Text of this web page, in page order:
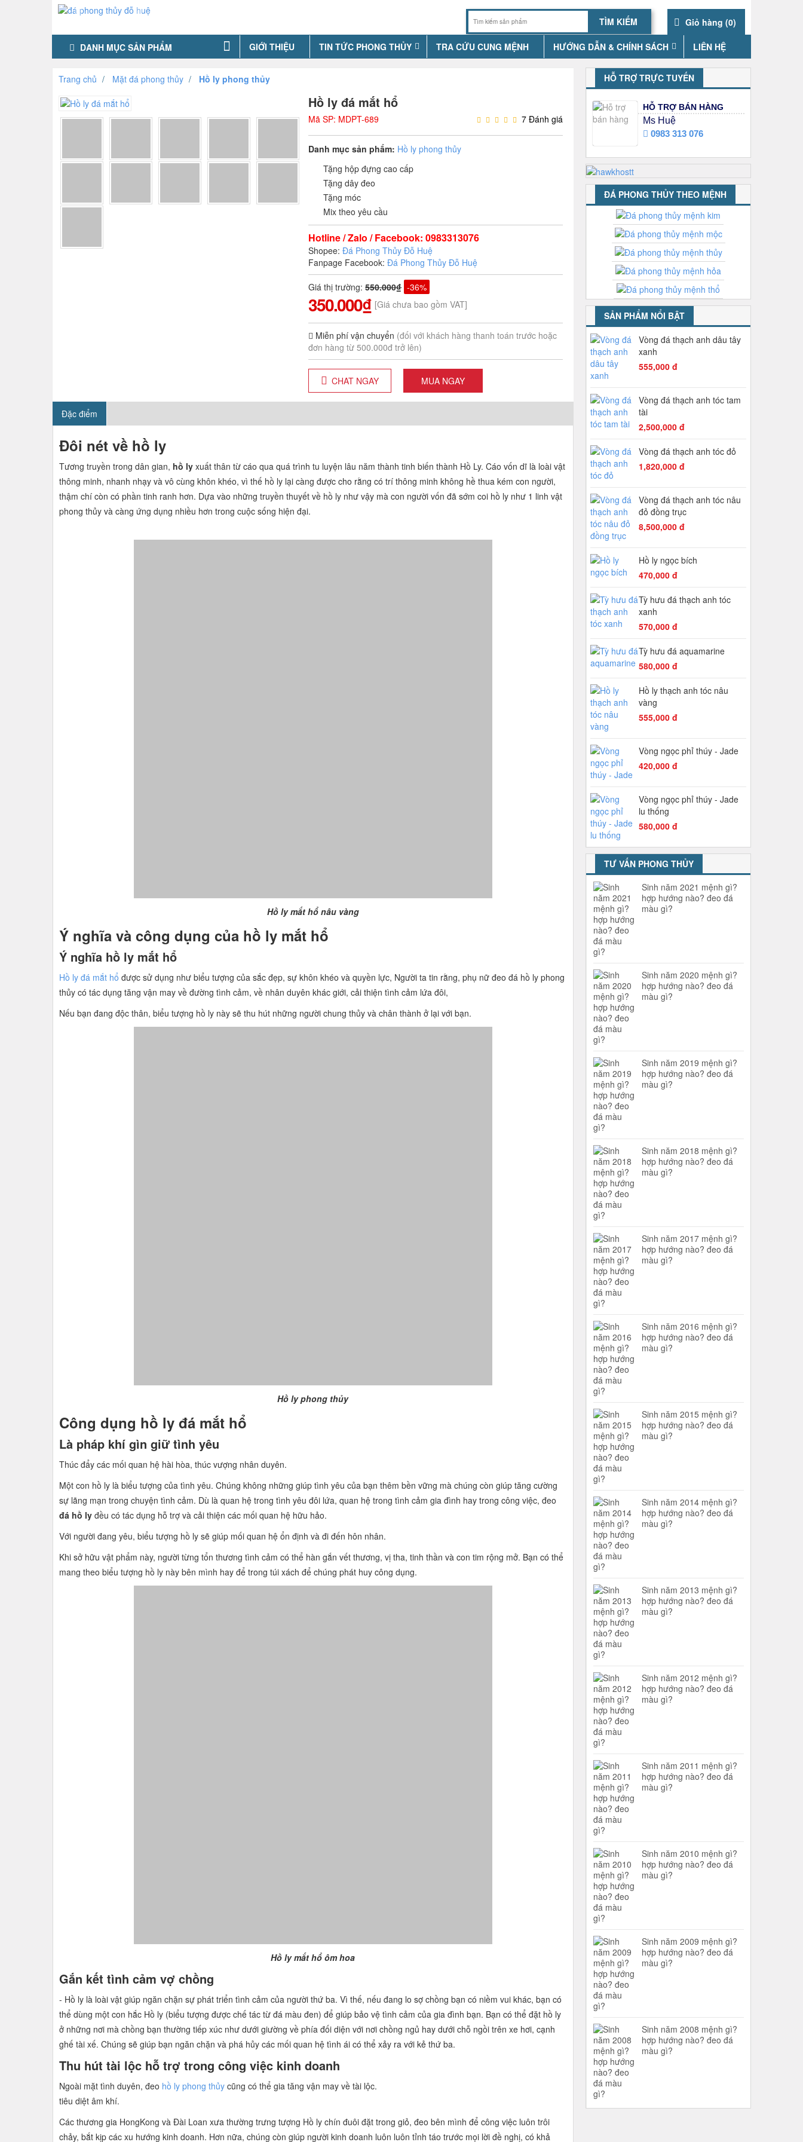
Giỏ hàng (0)
DANH MỤC SẢN PHẨM GIỚI THIỆU TIN TỨC PHONG THỦY TRA CỨU CUNG MỆNH HƯỚNG DẪN & CHÍNH SÁCH LIÊN HỆ
Trang chủ Mặt đá phong thủy Hồ ly phong thủy
Hồ ly đá mắt hổ
Mã SP: MDPT-689 7 Đánh giá
Danh mục sản phẩm: Hồ ly phong thủy
Tặng hộp đựng cao cấp
Tặng dây đeo
Tặng móc
Mix theo yêu cầu
Hotline / Zalo / Facebook: 0983313076
Shopee:Đá Phong Thủy Đỗ Huệ
Fanpage Facebook:Đá Phong Thủy Đỗ Huệ
Giá thị trường:550.000₫ -36%
350.000₫ [Giá chưa bao gồm VAT]
Miễn phí vận chuyển (đối với khách hàng thanh toán trước hoặc
đơn hàng từ 500.000đ trở lên)
CHAT NGAY MUA NGAY
Đặc điểm
Đôi nét về hồ ly
Tương truyền trong dân gian, hồ ly xuất thân từ cáo qua quá trình tu luyện lâu năm thành tinh biến thành Hồ Ly. Cáo vốn dĩ là loài vật
thông minh, nhanh nhạy và vô cùng khôn khéo, vì thế hồ ly lại càng được cho rằng có trí thông minh không hề thua kém con người,
thậm chí còn có phần tinh ranh hơn. Dựa vào những truyền thuyết về hồ ly như vậy mà con người vốn đã sớm coi hồ ly như 1 linh vật
phong thủy và càng ứng dụng nhiều hơn trong cuộc sống hiện đại.
Hồ ly mắt hổ nâu vàng
Ý nghĩa và công dụng của hồ ly mắt hổ
Ý nghĩa hồ ly mắt hổ
Hồ ly đá mắt hổ được sử dụng như biểu tượng của sắc đẹp, sự khôn khéo và quyền lực, Người ta tin rằng, phụ nữ đeo đá hồ ly phong
thủy có tác dụng tăng vận may về đường tình cảm, về nhân duyên khác giới, cải thiện tình cảm lứa đôi,
Nếu bạn đang độc thân, biểu tượng hồ ly này sẽ thu hút những người chung thủy và chân thành ở lại với bạn.
Hồ ly phong thủy
Công dụng hồ ly đá mắt hổ
Là pháp khí gìn giữ tình yêu
Thúc đẩy các mối quan hệ hài hòa, thúc vượng nhân duyên.
Một con hồ ly là biểu tượng của tình yêu. Chúng không những giúp tình yêu của bạn thêm bền vững mà chúng còn giúp tăng cường
sự lãng mạn trong chuyện tình cảm. Dù là quan hệ trong tình yêu đôi lứa, quan hệ trong tình cảm gia đình hay trong công việc, đeo
đá hồ ly đều có tác dụng hỗ trợ và cải thiện các mối quan hệ hữu hảo.
Với người đang yêu, biểu tượng hồ ly sẽ giúp mối quan hệ ổn định và đi đến hôn nhân.
Khi sở hữu vật phẩm này, người từng tổn thương tình cảm có thể hàn gắn vết thương, vị tha, tinh thần và con tim rộng mở. Bạn có thể
mang theo biểu tượng hồ ly này bên mình hay để trong túi xách để chúng phát huy công dụng.
Hồ ly mắt hổ ôm hoa
Gắn kết tình cảm vợ chồng
- Hồ ly là loài vật giúp ngăn chặn sự phát triển tình cảm của người thứ ba. Vì thế, nếu đang lo sợ chồng bạn có niềm vui khác, bạn có
thể dùng một con hắc Hồ ly (biểu tượng được chế tác từ đá màu đen) để giúp bảo vệ tình cảm của gia đình bạn. Bạn có thể đặt hồ ly
ở những nơi mà chồng bạn thường tiếp xúc như dưới giường về phía đối diện với nơi chồng ngủ hay dưới chỗ ngồi trên xe hơi, cạnh
ghế tài xế. Chúng sẽ giúp bạn ngăn chặn và phá hủy các mối quan hệ tình ái có thể xảy ra với kẻ thứ ba.
Thu hút tài lộc hỗ trợ trong công việc kinh doanh
Ngoài mặt tình duyên, đeo hồ ly phong thủy cũng có thể gia tăng vận may về tài lộc.
tiêu diệt âm khí.
Các thương gia HongKong và Đài Loan xưa thường trưng tượng Hồ ly chín đuôi đặt trong giỏ, đeo bên mình để công việc luôn trôi
chảy, bắt kịp các xu hướng kinh doanh. Hơn nữa, chúng còn giúp người kinh doanh luôn luôn tỉnh táo trước mọi lời đề nghị, có khả
HỖ TRỢ TRỰC TUYẾN
HỖ TRỢ BÁN HÀNG
Ms Huệ
0983 313 076
ĐÁ PHONG THỦY THEO MỆNH
SẢN PHẨM NỔI BẬT
Vòng đá thạch anh dâu tây
xanh
555,000 đ
Vòng đá thạch anh tóc tam
tài
2,500,000 đ
Vòng đá thạch anh tóc đỏ
1,820,000 đ
Vòng đá thạch anh tóc nâu
đỏ đồng trục
8,500,000 đ
Hồ ly ngọc bích
470,000 đ
Tỳ hưu đá thạch anh tóc
xanh
570,000 đ
Tỳ hưu đá aquamarine
580,000 đ
Hồ ly thạch anh tóc nâu
vàng
555,000 đ
Vòng ngọc phỉ thúy - Jade
420,000 đ
Vòng ngọc phỉ thúy - Jade
lu thống
580,000 đ
TƯ VẤN PHONG THỦY
Sinh năm 2021 mệnh gì?
hợp hướng nào? đeo đá
màu gì?
Sinh năm 2020 mệnh gì?
hợp hướng nào? đeo đá
màu gì?
Sinh năm 2019 mệnh gì?
hợp hướng nào? đeo đá
màu gì?
Sinh năm 2018 mệnh gì?
hợp hướng nào? đeo đá
màu gì?
Sinh năm 2017 mệnh gì?
hợp hướng nào? đeo đá
màu gì?
Sinh năm 2016 mệnh gì?
hợp hướng nào? đeo đá
màu gì?
Sinh năm 2015 mệnh gì?
hợp hướng nào? đeo đá
màu gì?
Sinh năm 2014 mệnh gì?
hợp hướng nào? đeo đá
màu gì?
Sinh năm 2013 mệnh gì?
hợp hướng nào? đeo đá
màu gì?
Sinh năm 2012 mệnh gì?
hợp hướng nào? đeo đá
màu gì?
Sinh năm 2011 mệnh gì?
hợp hướng nào? đeo đá
màu gì?
Sinh năm 2010 mệnh gì?
hợp hướng nào? đeo đá
màu gì?
Sinh năm 2009 mệnh gì?
hợp hướng nào? đeo đá
màu gì?
Sinh năm 2008 mệnh gì?
hợp hướng nào? đeo đá
màu gì?